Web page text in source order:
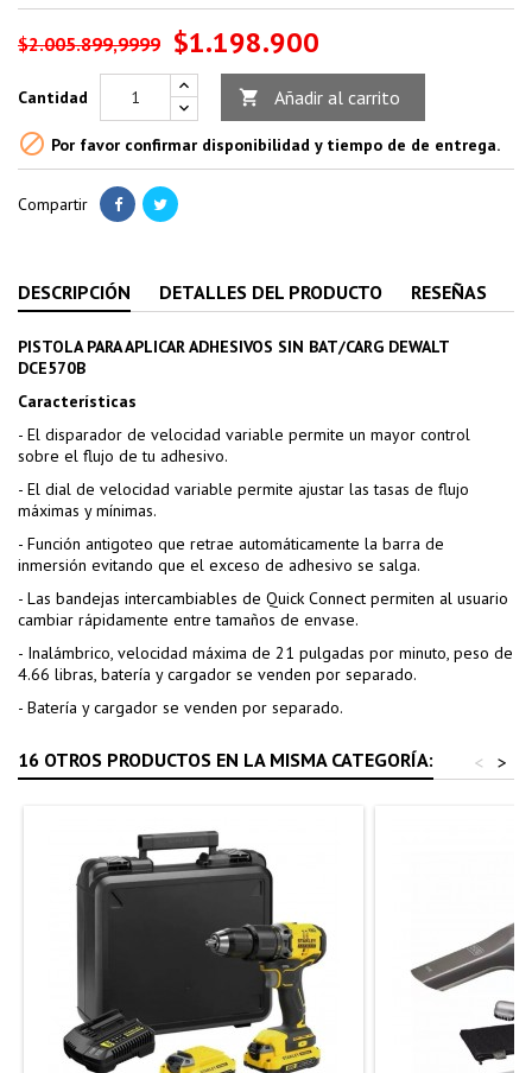
$2.005.899,9999 $1.198.900
Cantidad  Añadir al carrito
 Por favor confirmar disponibilidad y tiempo de de entrega.
Compartir
DESCRIPCIÓN DETALLES DEL PRODUCTO RESEÑAS
PISTOLA PARA APLICAR ADHESIVOS SIN BAT/CARG DEWALT
DCE570B
Características
- El disparador de velocidad variable permite un mayor control
sobre el flujo de tu adhesivo.
- El dial de velocidad variable permite ajustar las tasas de flujo
máximas y mínimas.
- Función antigoteo que retrae automáticamente la barra de
inmersión evitando que el exceso de adhesivo se salga.
- Las bandejas intercambiables de Quick Connect permiten al usuario
cambiar rápidamente entre tamaños de envase.
- Inalámbrico, velocidad máxima de 21 pulgadas por minuto, peso de
4.66 libras, batería y cargador se venden por separado.
- Batería y cargador se venden por separado.
16 OTROS PRODUCTOS EN LA MISMA CATEGORÍA: >
<